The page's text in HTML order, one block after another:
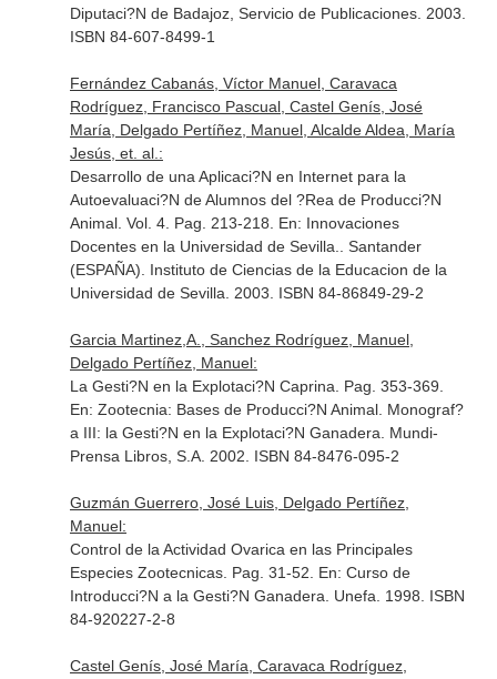
Diputaci?N de Badajoz, Servicio de Publicaciones. 2003.
ISBN 84-607-8499-1
Fernández Cabanás, Víctor Manuel, Caravaca
Rodríguez, Francisco Pascual, Castel Genís, José
María, Delgado Pertíñez, Manuel, Alcalde Aldea, María
Jesús, et. al.:
Desarrollo de una Aplicaci?N en Internet para la
Autoevaluaci?N de Alumnos del ?Rea de Producci?N
Animal. Vol. 4. Pag. 213-218. En: Innovaciones
Docentes en la Universidad de Sevilla.
. Santander
(ESPAÑA). Instituto de Ciencias de la Educacion de la
Universidad de Sevilla. 2003. ISBN 84-86849-29-2
Garcia Martinez,A., Sanchez Rodríguez, Manuel,
Delgado Pertíñez, Manuel:
La Gesti?N en la Explotaci?N Caprina. Pag. 353-369.
En: Zootecnia: Bases de Producci?N Animal. Monograf?
a III: la Gesti?N en la Explotaci?N Ganadera . Mundi-
Prensa Libros, S.A. 2002. ISBN 84-8476-095-2
Guzmán Guerrero, José Luis, Delgado Pertíñez,
Manuel:
Control de la Actividad Ovarica en las Principales
Especies Zootecnicas. Pag. 31-52. En: Curso de
Introducci?N a la Gesti?N Ganadera . Unefa. 1998. ISBN
84-920227-2-8
Castel Genís, José María, Caravaca Rodríguez,